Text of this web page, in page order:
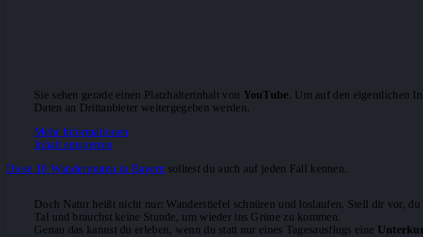
Sie sehen gerade einen Platzhalterinhalt von YouTube. Um auf den eigentlichen
Daten an Drittanbieter weitergegeben werden.
Mehr Informationen
Inhalt entsperren
Diese 10 Wanderrouten in Bayern solltest du auch auf jeden Fall kennen.
Doch Natur heißt nicht nur: Wanderstiefel schnüren und loslaufen. Stell dir vor,
Tal und brauchst keine Stunde, um wieder ins Grüne zu kommen.
Genau das kannst du erleben, wenn du statt nur eines Tagesausflugs eine